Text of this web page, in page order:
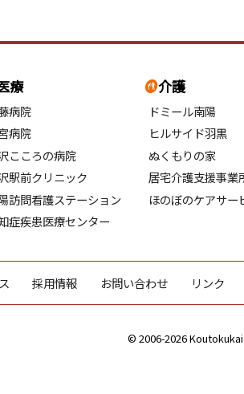
療
病院
病院
こころの病院
駅前クリニック
訪問看護ステーション
症疾患医療センター
介護
ドミール南陽
ヒルサイド羽黒
ぬくもりの家
居宅介護支援事業
ほのぼのケアサー
採用情報 お問い合わせ リンク
© 2006-2026 Koutokukai